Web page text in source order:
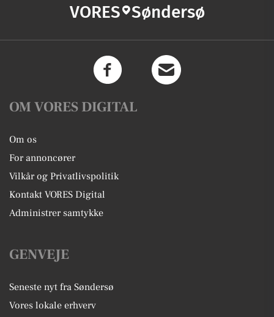
VORES Søndersø
OM VORES DIGITAL
Om os
For annoncører
Vilkår og Privatlivspolitik
Kontakt VORES Digital
Administrer samtykke
GENVEJE
Seneste nyt fra Søndersø
Vores lokale erhverv